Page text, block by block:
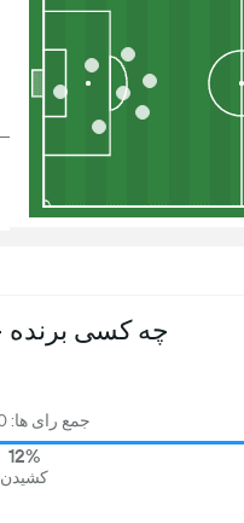
چه کسی برنده
جمع رای ها: 10,270
12%
کشیدن